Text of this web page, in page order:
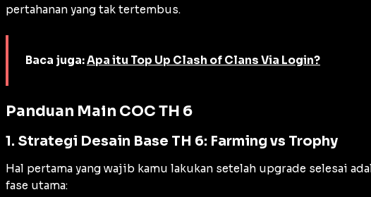
pertahanan yang tak tertembus.
Baca juga:Apa itu Top Up Clash of Clans Via Login?
Panduan Main COC TH 6
1. Strategi Desain Base TH 6: Farming vs Trophy
Hal pertama yang wajib kamu lakukan setelah upgrade selesai
fase utama: